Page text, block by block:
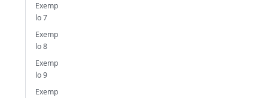
Exemp
lo 7
Exemp
lo 8
Exemp
lo 9
Exemp